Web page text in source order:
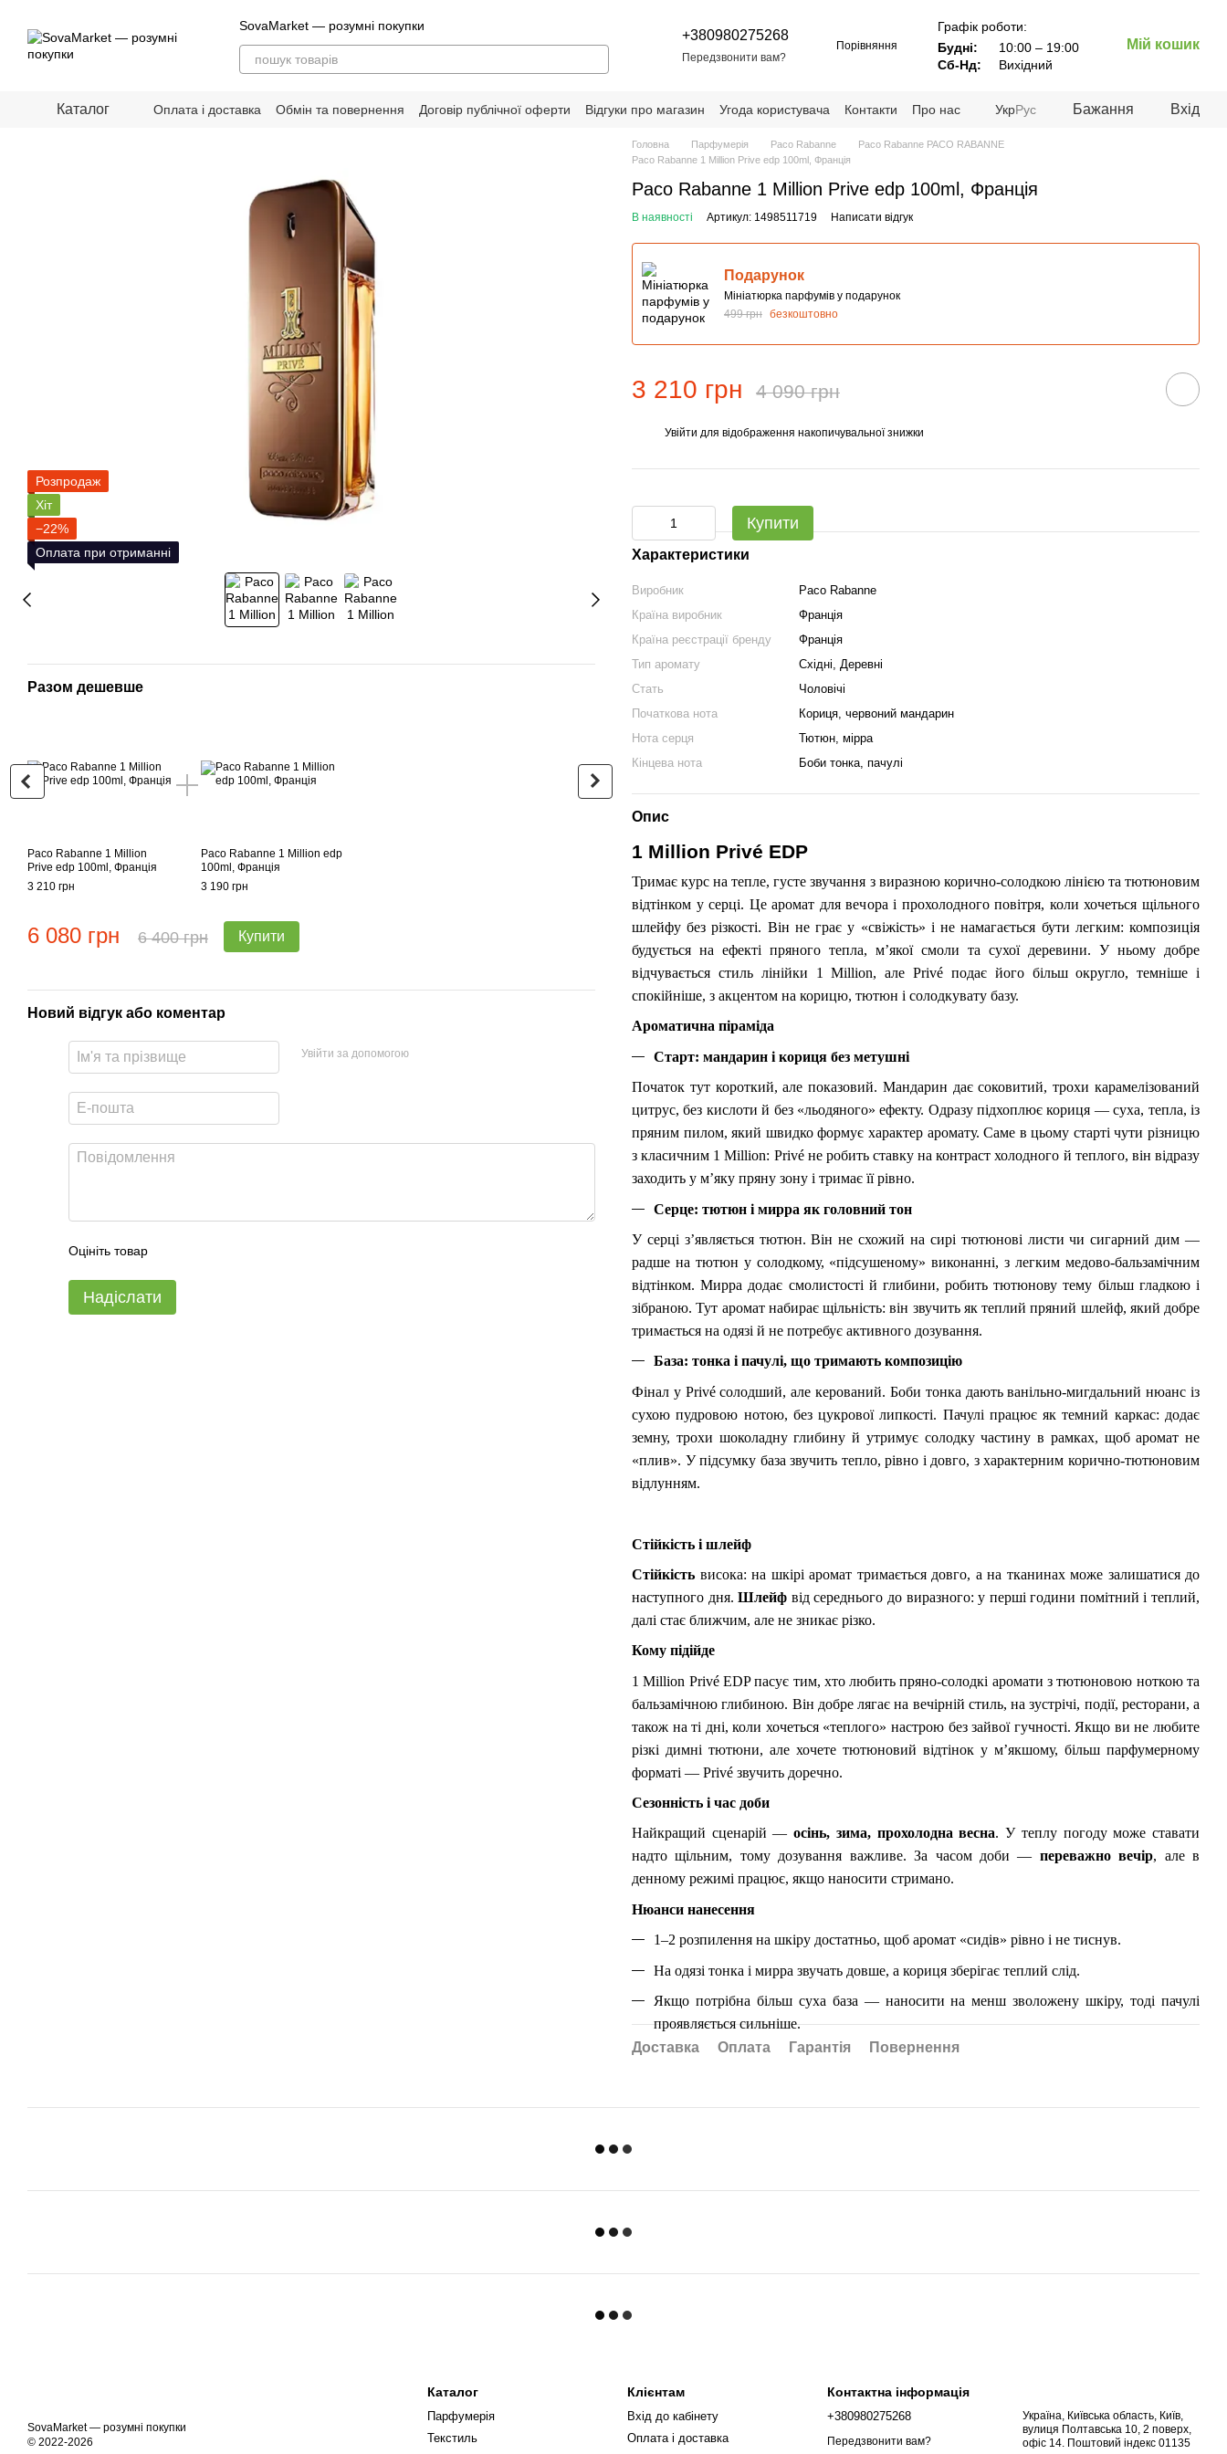
SovaMarket — розумні покупки
+380980275268
Передзвонити вам?
Порівняння
Графік роботи:
Будні:
10:00 – 19:00
Сб-Нд:
Вихідний
Мій кошик
Каталог Оплата і доставка Обмін та повернення Договір публічної оферти Відгуки про магазин Угода користувача Контакти
Про нас
УкрРус Бажання Вхід
Розпродаж
Хіт
−22%
Оплата при отриманні
Разом дешевше
Paco Rabanne 1 Million
Prive edp 100ml, Франція
3 210 грн
Paco Rabanne 1 Million edp
100ml, Франція
3 190 грн
6 080 грн 6 400 грн Купити
Разом дешевше
Paco Rabanne 1 Million
3 210 грн
Paco Rabanne Fame
Франція
2 409 грн
5 338 грн 5 619 грн Купити
Новий відгук або коментар
Увійти за допомогою
Оцініть товар
Надіслати
Головна Парфумерія Paco Rabanne
Paco Rabanne PACO RABANNE
Paco Rabanne 1 Million Prive edp 100ml, Франція
Paco Rabanne 1 Million Prive edp 100ml, Франція
В наявності Артикул: 1498511719 Написати відгук
Подарунок
Мініатюрка парфумів у подарунок
499 грн безкоштовно
3 210 грн 4 090 грн
Увійти для відображення накопичувальної знижки
Купити
Характеристики
Виробник
Paco Rabanne
Країна виробник
Франція
Країна реєстрації бренду
Франція
Тип аромату
Східні, Деревні
Стать
Чоловічі
Початкова нота
Кориця, червоний мандарин
Нота серця
Тютюн, мірра
Кінцева нота
Боби тонка, пачулі
Опис
1 Million Privé EDP
Тримає курс на тепле, густе звучання з виразною корично-солодкою лінією та тютюновим
відтінком у серці. Це аромат для вечора і прохолодного повітря, коли хочеться щільного
шлейфу без різкості. Він не грає у «свіжість» і не намагається бути легким: композиція
будується на ефекті пряного тепла, м’якої смоли та сухої деревини. У ньому добре
відчувається стиль лінійки 1 Million, але Privé подає його більш округло, темніше і
спокійніше, з акцентом на корицю, тютюн і солодкувату базу.
Ароматична піраміда
Старт: мандарин і кориця без метушні
Початок тут короткий, але показовий. Мандарин дає соковитий, трохи карамелізований
цитрус, без кислоти й без «льодяного» ефекту. Одразу підхоплює кориця — суха, тепла, із
пряним пилом, який швидко формує характер аромату. Саме в цьому старті чути різницю
з класичним 1 Million: Privé не робить ставку на контраст холодного й теплого, він відразу
заходить у м’яку пряну зону і тримає її рівно.
Серце: тютюн і мирра як головний тон
У серці з’являється тютюн. Він не схожий на сирі тютюнові листи чи сигарний дим —
радше на тютюн у солодкому, «підсушеному» виконанні, з легким медово-бальзамічним
відтінком. Мирра додає смолистості й глибини, робить тютюнову тему більш гладкою і
зібраною. Тут аромат набирає щільність: він звучить як теплий пряний шлейф, який добре
тримається на одязі й не потребує активного дозування.
База: тонка і пачулі, що тримають композицію
Фінал у Privé солодший, але керований. Боби тонка дають ванільно-мигдальний нюанс із
сухою пудровою нотою, без цукрової липкості. Пачулі працює як темний каркас: додає
земну, трохи шоколадну глибину й утримує солодку частину в рамках, щоб аромат не
«плив». У підсумку база звучить тепло, рівно і довго, з характерним корично-тютюновим
відлунням.
Стійкість і шлейф
Стійкість висока: на шкірі аромат тримається довго, а на тканинах може залишатися до
наступного дня.Шлейф від середнього до виразного: у перші години помітний і теплий,
далі стає ближчим, але не зникає різко.
Кому підійде
1 Million Privé EDP пасує тим, хто любить пряно-солодкі аромати з тютюновою ноткою та
бальзамічною глибиною. Він добре лягає на вечірній стиль, на зустрічі, події, ресторани, а
також на ті дні, коли хочеться «теплого» настрою без зайвої гучності. Якщо ви не любите
різкі димні тютюни, але хочете тютюновий відтінок у м’якшому, більш парфумерному
форматі — Privé звучить доречно.
Сезонність і час доби
Найкращий сценарій —осінь, зима, прохолодна весна. У теплу погоду може ставати
надто щільним, тому дозування важливе. За часом доби — переважно вечір, але в
денному режимі працює, якщо наносити стримано.
Нюанси нанесення
1–2 розпилення на шкіру достатньо, щоб аромат «сидів» рівно і не тиснув.
На одязі тонка і мирра звучать довше, а кориця зберігає теплий слід.
Якщо потрібна більш суха база — наносити на менш зволожену шкіру, тоді пачулі
проявляється сильніше.
Доставка
Оплата Гарантія Повернення
SovaMarket — розумні покупки
© 2022-2026
Каталог
Парфумерія
Текстиль
Клієнтам
Вхід до кабінету
Оплата і доставка
Контактна інформація
+380980275268
Передзвонити вам?
Україна, Київська область, Київ,
вулиця Полтавська 10, 2 поверх,
офіс 14. Поштовий індекс 01135